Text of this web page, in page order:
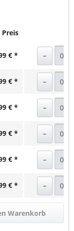
Preis
€ *
€ *
€ *
€ *
€ *
€ *
Warenkorb